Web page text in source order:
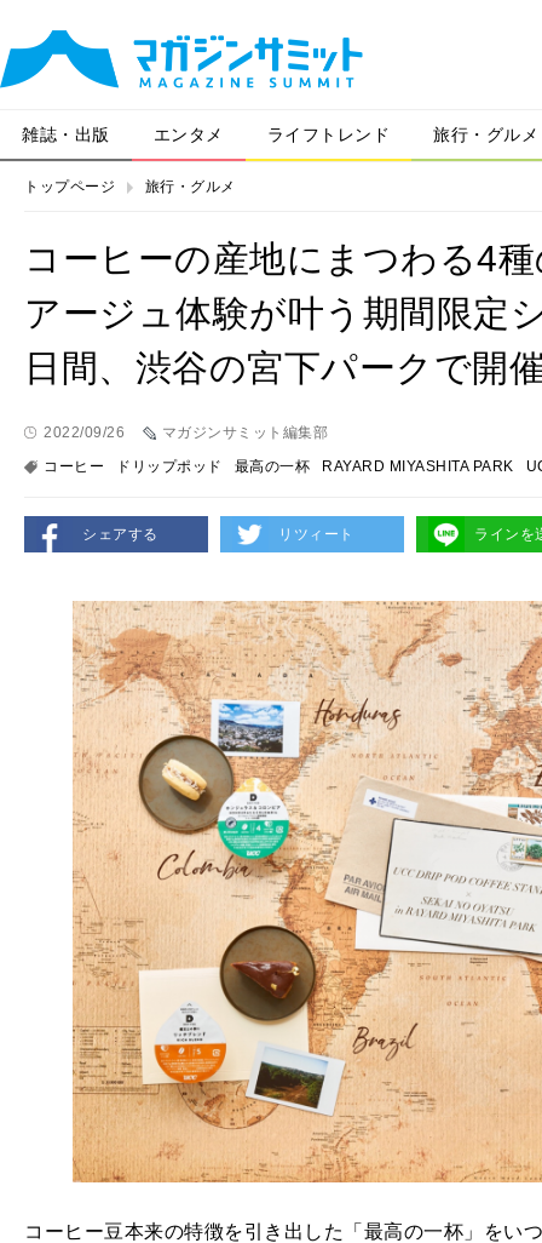
雑誌・出版 エンタメ ライフトレンド 旅行・グルメ
トップページ 旅行・グルメ
コーヒーの産地にまつわる4
アージュ体験が叶う期間限定
日間、渋谷の宮下パークで開
2022/09/26
マガジンサミット編集部
コーヒー
ドリップポッド 最高の一杯 RAYARD MIYASHITA PARK
シェアする リツィート ラインを
コーヒー豆本来の特徴を引き出した「最高の一杯」をい